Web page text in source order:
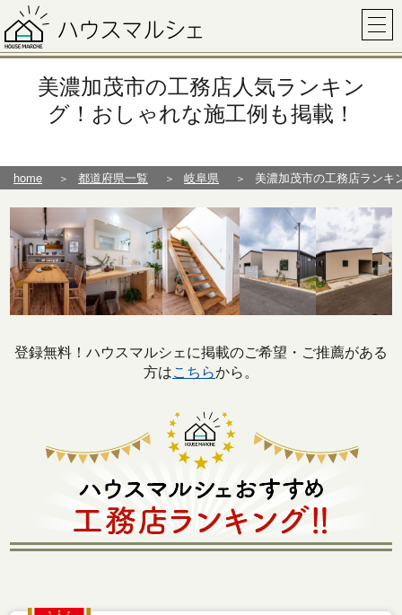
美濃加茂市の工務店人気ランキン
グ！おしゃれな施工例も掲載！
home 都道府県一覧 岐阜県 美濃加茂市の工務店ランキ
登録無料！ハウスマルシェに掲載のご希望・ご推薦がある
方はこちらから。